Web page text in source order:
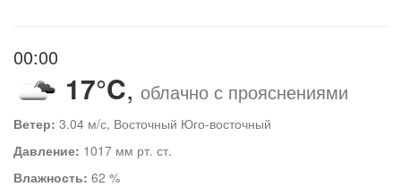
00:00
17°C, облачно с прояснениями
Ветер: 3.04 м/с, Восточный Юго-восточный
Давление: 1017 мм рт. ст.
Влажность: 62 %